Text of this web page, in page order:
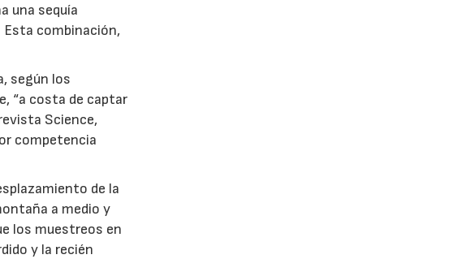
una sequía
Esta combinación,
según los
“a costa de captar
Science,
competencia
de la
a medio y
los muestreos en
y la recién